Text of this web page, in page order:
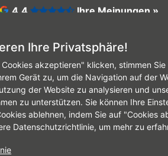
Ihre Privatsphäre!
Cookies akzeptieren" klicken, stimmen
Gerät zu, um die Navigation auf der
der Website zu analysieren und
zu unterstützen. Sie können Ihre
ablehnen, indem Sie auf "Cookies
Datenschutzrichtlinie, um mehr zu
4.4 Ihre Meinungen »